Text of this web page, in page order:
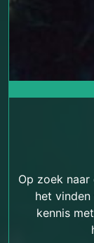
Op zoek naar
het vinden
kennis